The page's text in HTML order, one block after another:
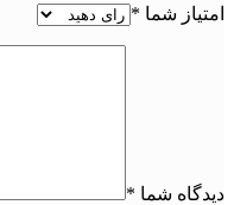
امتیاز شما *
دیدگاه شما *